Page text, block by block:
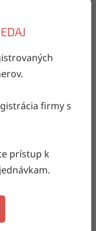
firmy s
prístup k